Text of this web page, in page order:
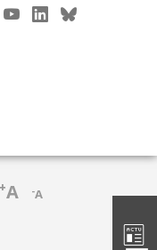
-A
+A